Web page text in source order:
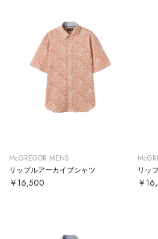
McGREGOR MENS
リップルアーカイブシャツ
￥16,500
リッ
￥